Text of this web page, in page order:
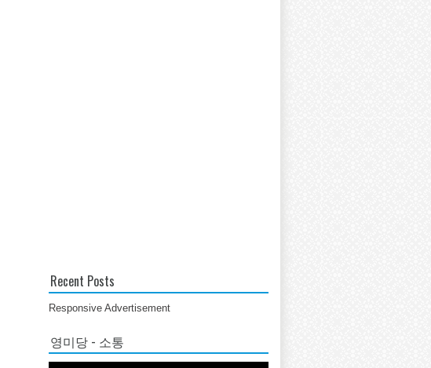
Recent Posts
Responsive Advertisement
영미당 - 소통